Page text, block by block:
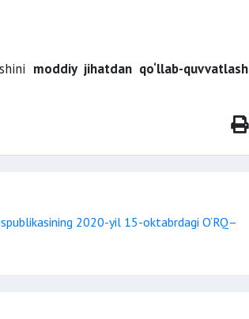
moddiy jihatdan qo‘llab-quvvatlash
2020-yil 15-oktabrdagi O‘RQ–